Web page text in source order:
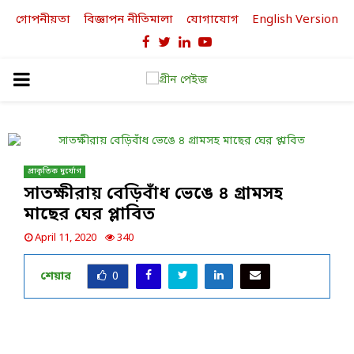
গোপনীয়তা বিজ্ঞাপন নীতিমালা যোগাযোগ English Version
Facebook
TwitterLinkedinYoutube
PRIMARY
প্রাকৃতিক দুর্যোগ
সাতক্ষীরায় বেড়িবাঁধ ভেঙে ৪ গ্রামসহ
মাছের ঘের প্লাবিত
April 11, 2020 340
শেয়ার 0